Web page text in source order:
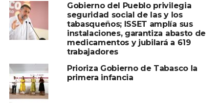
puertas de salida, quienes llevaban paquetes de
cervezas y les marcaron el alto.
Los trabajadores de Walmart, sobre todo los de caja, los
dos guardias de seguridad privada y la poca clientela en
ese momento, se mostraban nerviosos, aunque lo veían
con cierta normalidad. No entendía, pues no venían
custodiando a alguien.
Peinaron toda la tienda e ingresaron hasta la sala de
monitoreo de las cámara de seguridad.
Gobierno del Pueblo privilegia
seguridad social de las y los
tabasqueños; ISSET amplía sus
instalaciones, garantiza abasto de
medicamentos y jubilará a 619
trabajadores
Prioriza Gobierno de Tabasco la
primera infancia